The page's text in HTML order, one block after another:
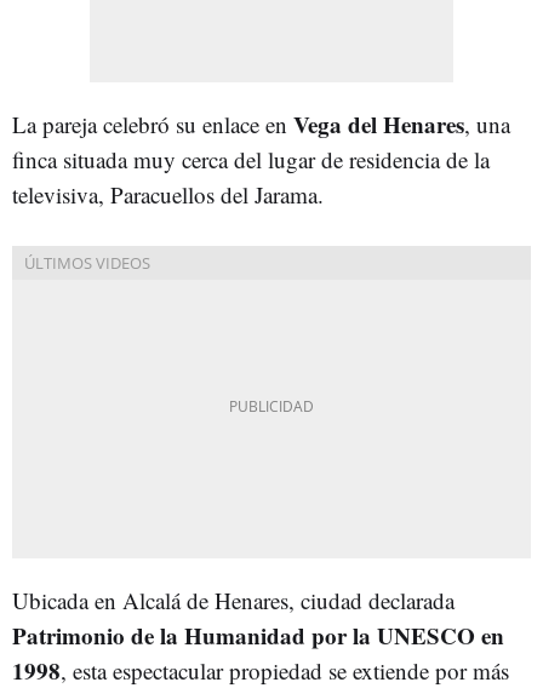
La pareja celebró su enlace en Vega del Henares, una
finca situada muy cerca del lugar de residencia de la
televisiva, Paracuellos del Jarama.
Ubicada en Alcalá de Henares, ciudad declarada
Patrimonio de la Humanidad por la UNESCO en
1998, esta espectacular propiedad se extiende por más